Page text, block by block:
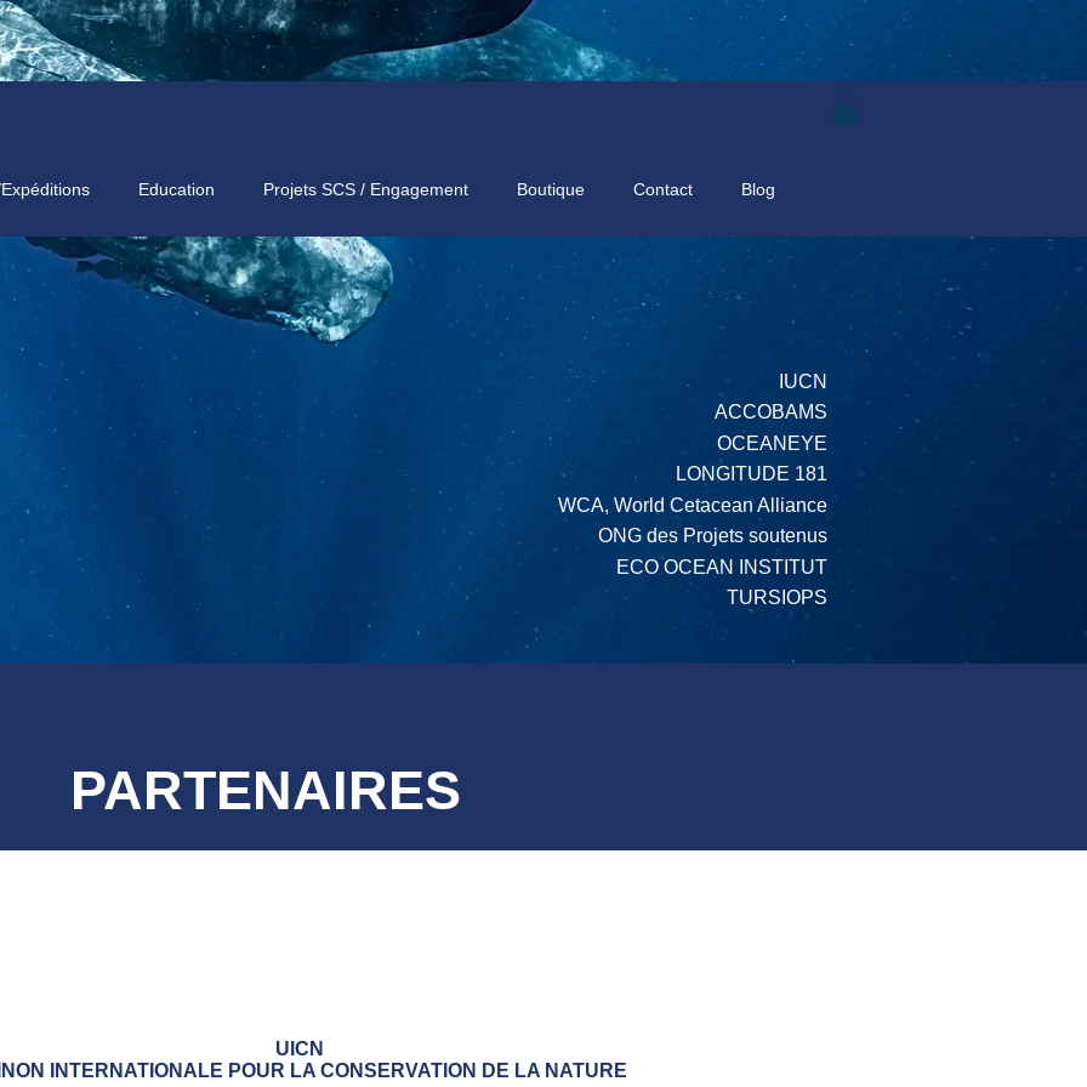
IUCN
ACCOBAMS
OCEANEYE
LONGITUDE 181
WCA, World Cetacean Alliance
ONG des Projets soutenus
ECO OCEAN INSTITUT
TURSIOPS
PARTENAIRES
UICN
INTERNATIONALE POUR LA CONSERVATION DE LA NATURE
Education Projets SCS / Engagement Boutique Contact Blog